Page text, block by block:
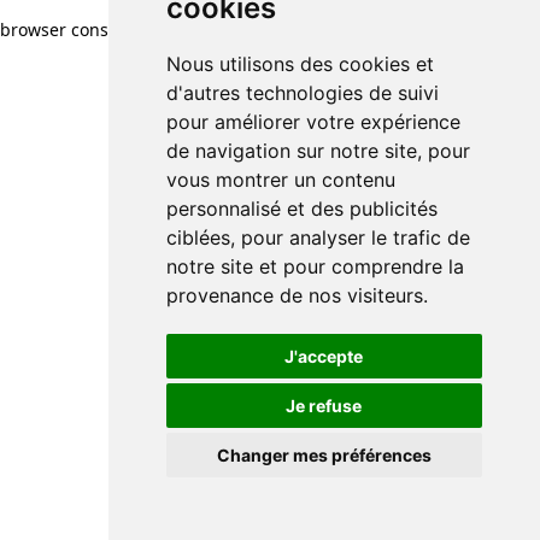
cookies
Nous utilisons des cookies et
d'autres technologies de suivi
pour améliorer votre expérience
de navigation sur notre site, pour
vous montrer un contenu
personnalisé et des publicités
ciblées, pour analyser le trafic de
notre site et pour comprendre la
provenance de nos visiteurs.
J'accepte
Je refuse
Changer mes préférences
browser console for more information)